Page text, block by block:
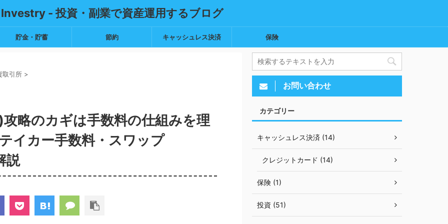
Investry - 投資・副業で資産運用するブログ
貯金・貯蓄 節約 キャッシュレス決済 保険
取引所 >
略のカギは手数料の仕組みを理
イカー手数料・スワップ
説
お問い合わせ
カテゴリー
キャッシュレス決済 (14)
クレジットカード (14)
保険 (1)
投資 (51)